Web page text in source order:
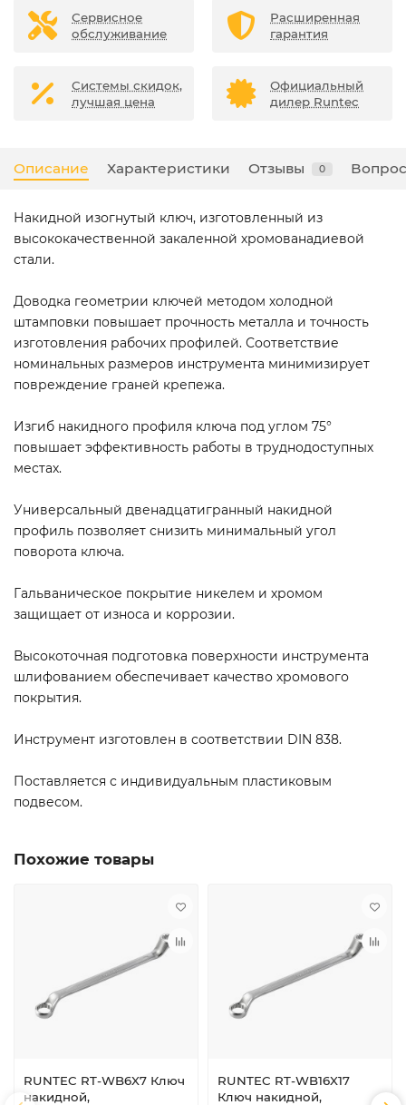
Сервисное
обслуживание
Расширенная
гарантия
Системы скидок,
лучшая цена
Официальный
дилер Runtec
Описание Характеристики Отзывы 0
Накидной изогнутый ключ, изготовленный из
высококачественной закаленной хромованадиевой
стали.
Доводка геометрии ключей методом холодной
штамповки повышает прочность металла и точность
изготовления рабочих профилей. Соответствие
номинальных размеров инструмента минимизирует
повреждение граней крепежа.
Изгиб накидного профиля ключа под углом 75°
повышает эффективность работы в труднодоступных
местах.
Универсальный двенадцатигранный накидной
профиль позволяет снизить минимальный угол
поворота ключа.
Гальваническое покрытие никелем и хромом
защищает от износа и коррозии.
Высокоточная подготовка поверхности инструмента
шлифованием обеспечивает качество хромового
покрытия.
Инструмент изготовлен в соответствии DIN 838.
Поставляется с индивидуальным пластиковым
подвесом.
Похожие товары
RUNTEC RT-WB6X7 Ключ
накидной,
RUNTEC RT-WB16X17
Ключ накидной,